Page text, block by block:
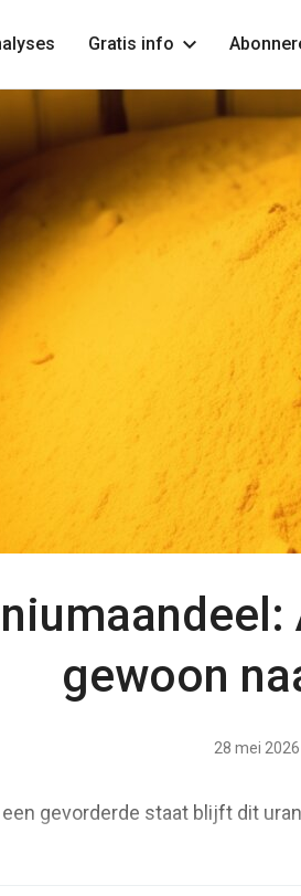
Gratis info
gewoon
28 mei 2026
gevorderde staat blijft dit